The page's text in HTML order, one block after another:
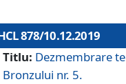
878/10.12.2019
Titlu: Dezmembrare
Bronzului nr. 5.